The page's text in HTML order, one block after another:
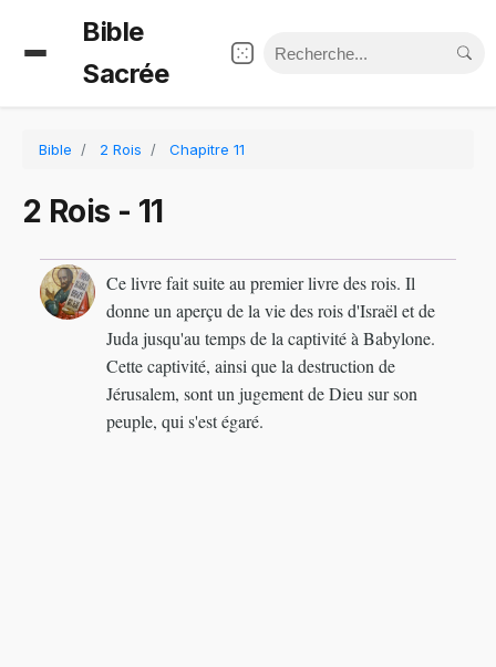
Bible
Sacrée
Bible 2 Rois Chapitre 11
2 Rois - 11
Ce livre fait suite au premier livre des rois. Il
donne un aperçu de la vie des rois d'Israël et de
Juda jusqu'au temps de la captivité à Babylone.
Cette captivité, ainsi que la destruction de
Jérusalem, sont un jugement de Dieu sur son
peuple, qui s'est égaré.